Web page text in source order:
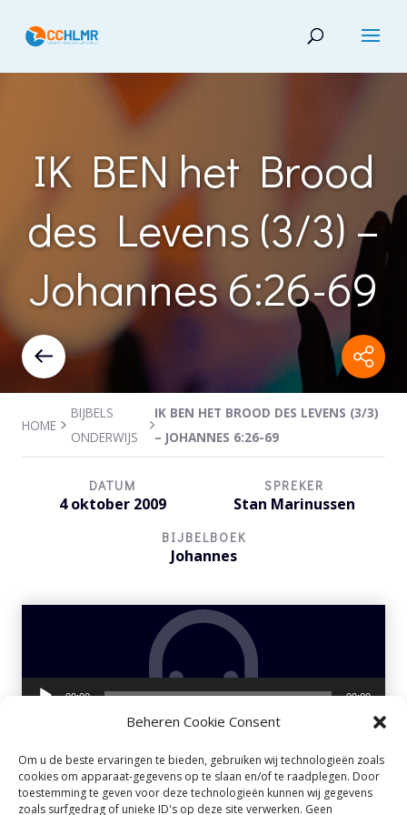
Beheren Cookie Consent
Om u de beste ervaringen te bieden, gebruiken wij technologieën zoals
cookies om apparaat-gegevens op te slaan en/of te raadplegen. Door
toestemming te geven voor deze technologieën kunnen wij gegevens
zoals surfgedrag of unieke ID's op deze site verwerken. Geen
IK BEN het Brood
des Levens (3/3) –
Johannes 6:26-69
HOME
BIJBELS
ONDERWIJS
IK BEN HET BROOD DES LEVENS (3/3)
– JOHANNES 6:26-69
DATUM
4 oktober 2009
SPREKER
Stan Marinussen
BIJBELBOEK
Johannes
Audiospeler
00:00 00:00
IK BEN het Brood des